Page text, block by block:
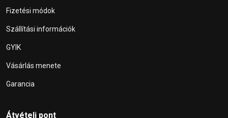
Fizetési módok
Szállítási információk
GYIK
Vásárlás menete
Garancia
Átvételi pont